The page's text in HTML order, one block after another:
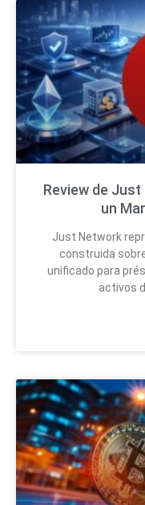
Review de
un
Just Network
construida
unificado para
activos